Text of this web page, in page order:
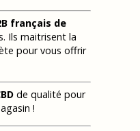
français de
Ils maitrisent la
pour vous offrir
de qualité pour
!